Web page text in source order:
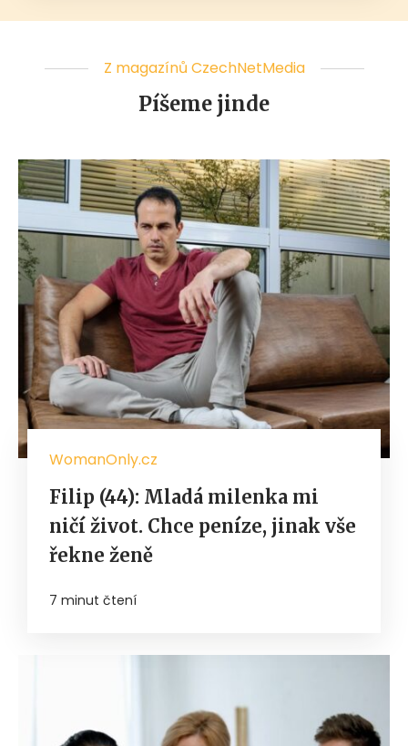
Z magazínů CzechNetMedia
Píšeme jinde
WomanOnly.cz
Filip (44): Mladá milenka mi
ničí život. Chce peníze, jinak vše
řekne ženě
7 minut čtení